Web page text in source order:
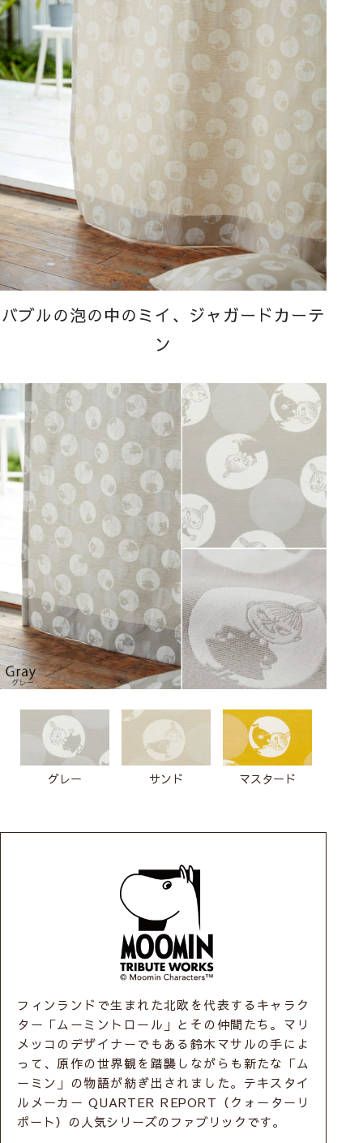
バブルの泡の中のミイ、ジャガードカーテ
ン
グレー サンド マスタード
フィンランドで生まれた北欧を代表するキャラク
ター「ムーミントロール」とその仲間たち。マリ
メッコのデザイナーでもある鈴木マサルの手によ
って、原作の世界観を踏襲しながらも新たな「ム
ーミン」の物語が紡ぎ出されました。テキスタイ
ルメーカー QUARTER REPORT（クォーターリ
ポート）の人気シリーズのファブリックです。